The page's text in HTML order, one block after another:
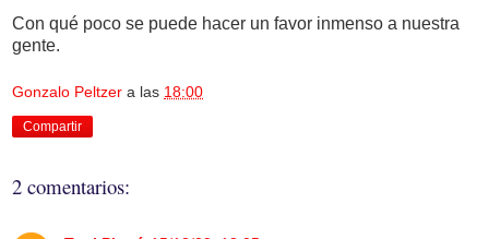
Con qué poco se puede hacer un favor inmenso a nuestra
gente.
Gonzalo Peltzer a las 18:00
Compartir
2 comentarios: